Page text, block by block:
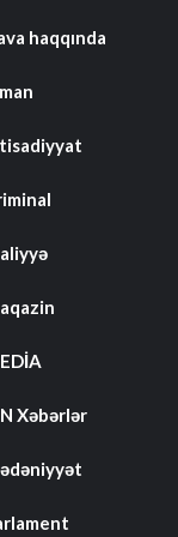
haqqında
Xəbərlər